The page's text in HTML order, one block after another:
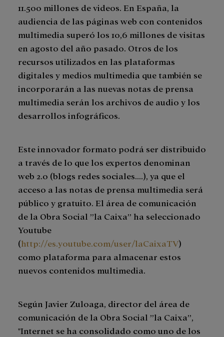
11.500 millones de videos. En España, la
audiencia de las páginas web con contenidos
multimedia superó los 10,6 millones de visitas
en agosto del año pasado. Otros de los
recursos utilizados en las plataformas
digitales y medios multimedia que también se
incorporarán a las nuevas notas de prensa
multimedia serán los archivos de audio y los
desarrollos infográficos.
Este innovador formato podrá ser distribuido
a través de lo que los expertos denominan
web 2.0 (blogs redes sociales....), ya que el
acceso a las notas de prensa multimedia será
público y gratuito. El área de comunicación
de la Obra Social ”la Caixa” ha seleccionado
Youtube
(http://es.youtube.com/user/laCaixaTV)
como plataforma para almacenar estos
nuevos contenidos multimedia.
Según Javier Zuloaga, director del área de
comunicación de la Obra Social ”la Caixa”,
"Internet se ha consolidado como uno de los